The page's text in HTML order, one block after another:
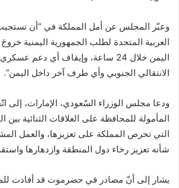
وعبّر المجلس عن أمل المملكة في “أن تستجيب
العربية المتحدة لطلب الجمهورية اليمنية خروجَ
اليمن خلال 24 ساعة، وإيقاف أي دعم
الانتقالي الجنوبي وأي طرف آخر داخل اليمن”.
ودعا مجلس الوزراء السّعودي، الإمارات، إلى
المأمولة للمحافظة على العلاقات الثنائية بين
التي تحرص المملكة على تعزيزها، والعمل
شأنه تعزيز رخاء دول المنطقة وازدهارها
يشار إلى أنّ مصادر في حضرموت قد أفادت